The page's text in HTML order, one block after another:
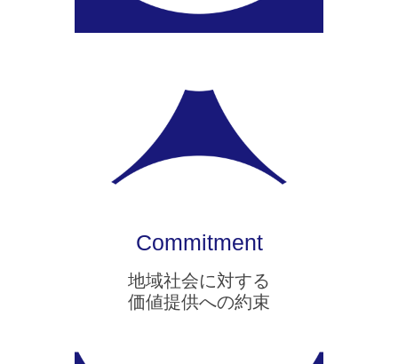
Commitment
地域社会に対する
価値提供への約束